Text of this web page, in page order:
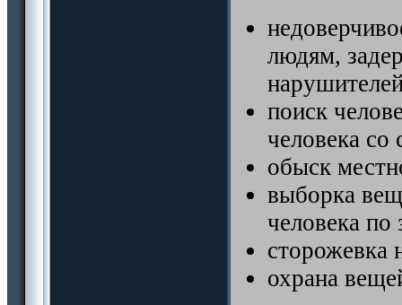
людям,
поиск
человека со
обыск
выборка
человека по
сторожевка
охрана